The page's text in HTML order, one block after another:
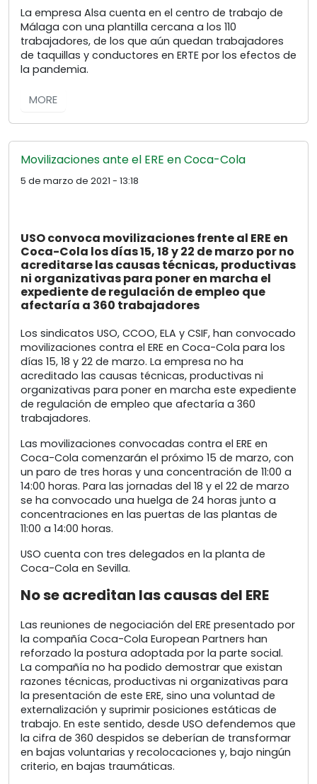
La empresa Alsa cuenta en el centro de trabajo de
Málaga con una plantilla cercana a los 110
trabajadores, de los que aún quedan trabajadores
de taquillas y conductores en ERTE por los efectos de
la pandemia.
MORE
Movilizaciones ante el ERE en Coca-Cola
5 de marzo de 2021 - 13:18
USO convoca movilizaciones frente al ERE en
Coca-Cola los días 15, 18 y 22 de marzo por no
acreditarse las causas técnicas, productivas
ni organizativas para poner en marcha el
expediente de regulación de empleo que
afectaría a 360 trabajadores
Los sindicatos USO, CCOO, ELA y CSIF, han convocado
movilizaciones contra el ERE en Coca-Cola para los
días 15, 18 y 22 de marzo. La empresa no ha
acreditado las causas técnicas, productivas ni
organizativas para poner en marcha este expediente
de regulación de empleo que afectaría a 360
trabajadores.
Las movilizaciones convocadas contra el ERE en
Coca-Cola comenzarán el próximo 15 de marzo, con
un paro de tres horas y una concentración de 11:00 a
14:00 horas. Para las jornadas del 18 y el 22 de marzo
se ha convocado una huelga de 24 horas junto a
concentraciones en las puertas de las plantas de
11:00 a 14:00 horas.
USO cuenta con tres delegados en la planta de
Coca-Cola en Sevilla.
No se acreditan las causas del ERE
Las reuniones de negociación del ERE presentado por
la compañía Coca-Cola European Partners han
reforzado la postura adoptada por la parte social.
La compañía no ha podido demostrar que existan
razones técnicas, productivas ni organizativas para
la presentación de este ERE, sino una voluntad de
externalización y suprimir posiciones estáticas de
trabajo. En este sentido, desde USO defendemos que
la cifra de 360 despidos se deberían de transformar
en bajas voluntarias y recolocaciones y, bajo ningún
criterio, en bajas traumáticas.